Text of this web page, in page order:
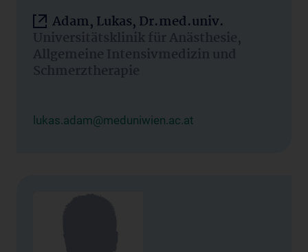
Adam, Lukas, Dr.med.univ.
Universitätsklinik für Anästhesie,
Allgemeine Intensivmedizin und
Schmerztherapie
lukas.adam@meduniwien.ac.at